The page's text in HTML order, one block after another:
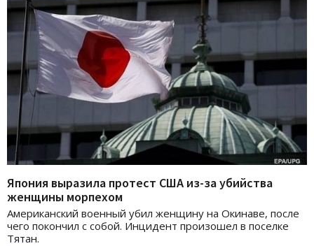
Япония выразила протест США из-за убийства
женщины морпехом
Американский военный убил женщину на Окинаве, после
чего покончил с собой. Инцидент произошел в поселке
Тятан.